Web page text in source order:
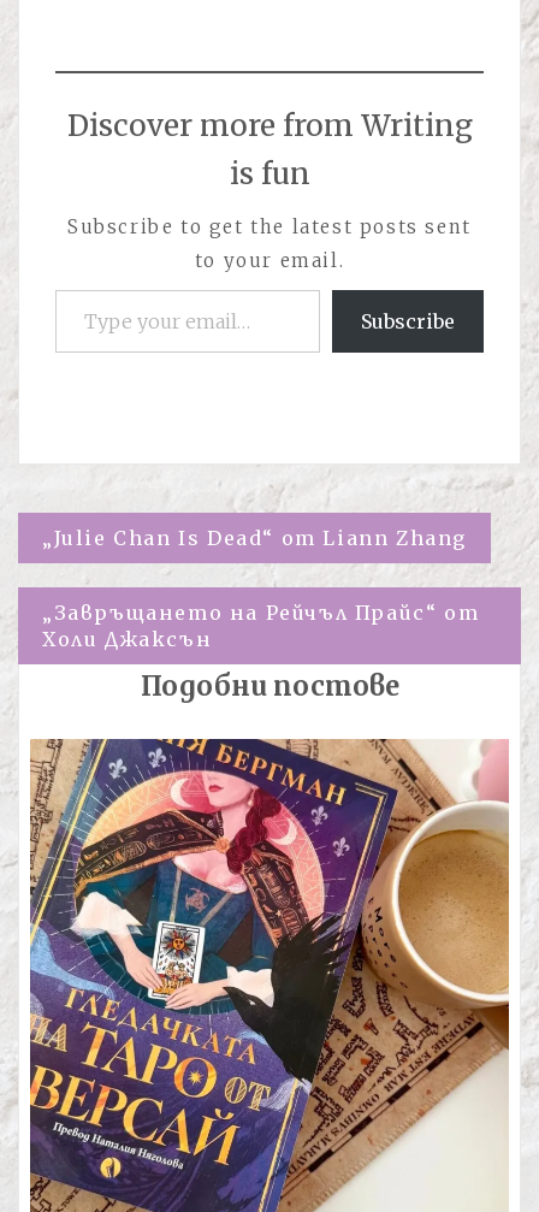
Discover more from Writing
is fun
Subscribe to get the latest posts sent
to your email.
Type your email…
Subscribe
Навигация
„Julie Chan Is Dead“ от Liann Zhang
„Завръщането на Рейчъл Прайс“ от
Холи Джаксън
Подобни постове